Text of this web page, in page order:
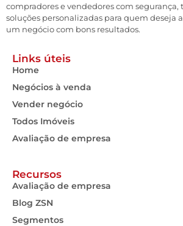
compradores e vendedores com segurança,
soluções personalizadas para quem deseja
um negócio com bons resultados.
Links úteis
Home
Negócios à venda
Vender negócio
Todos Imóveis
Avaliação de empresa
Recursos
Avaliação de empresa
Blog ZSN
Segmentos